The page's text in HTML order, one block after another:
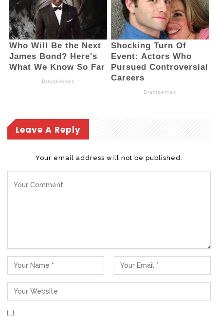
“Saya senator yang duduk di Komite III,
dengan mitra kerja tiga belas Kementerian,
juga duduk sebagai wakil ketua badan
akuntabilitas publik,” tandasnya.
Ia juga menyinggung soal penyalahgunaan
narkoba di Kotamobagu berdasarkan
laporan BNN masih adanya anak-anak
narkoba dan menyampaikan solusi cara
merehabilitasi pengguna barang haram
UU nomor 8 tahun 1999, tentang
dilindungi,” tegas sang Senator.
Kegiatan tersebut ditutup dengan sesi
dialog interaktif antara Senator Adriana
dengan jajaran OPD dan tokoh masyarakat
yang hadir. Suasana berlangsung serius
Leave A Reply
Your email address will not be published.